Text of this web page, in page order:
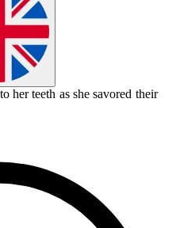
her teeth as she savored their